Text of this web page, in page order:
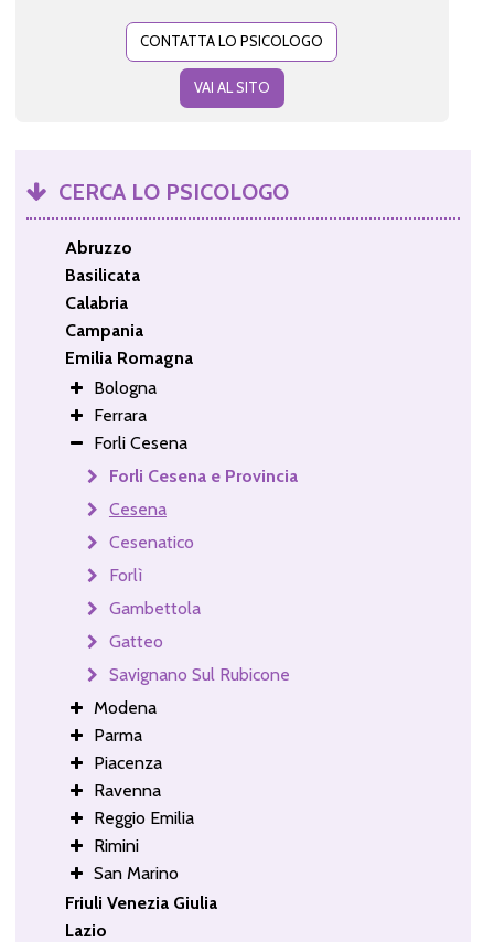
CONTATTA LO PSICOLOGO
VAI AL SITO
CERCA LO PSICOLOGO
Abruzzo
Basilicata
Calabria
Campania
Emilia Romagna
Bologna
Ferrara
Forli Cesena
Forli Cesena e Provincia
Cesena
Cesenatico
Forlì
Gambettola
Gatteo
Savignano Sul Rubicone
Modena
Parma
Piacenza
Ravenna
Reggio Emilia
Rimini
San Marino
Friuli Venezia Giulia
Lazio